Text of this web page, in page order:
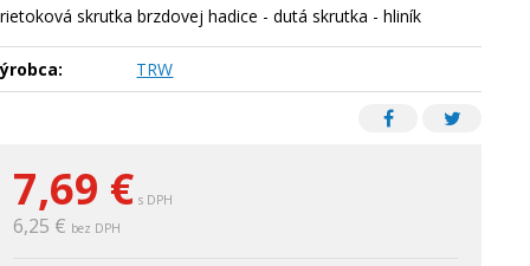
7,69 € s DPH
6,25 € bez DPH
skrutka brzdovej hadice - dutá skrutka - hliník
TRW